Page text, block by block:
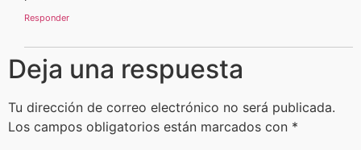
Responder
Deja una respuesta
Tu dirección de correo electrónico no será publicada.
Los campos obligatorios están marcados con *